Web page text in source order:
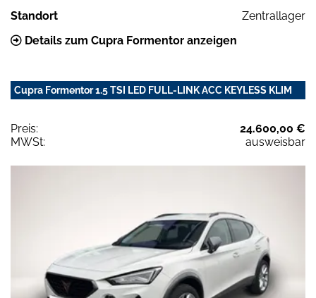
Standort
Zentrallager
Details zum Cupra Formentor anzeigen
Cupra Formentor 1.5 TSI LED FULL-LINK ACC KEYLESS KLIM
Preis:
24.600,00 €
MWSt:
ausweisbar